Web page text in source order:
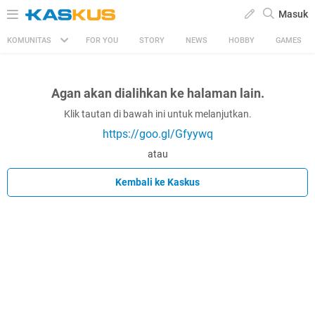
Masuk
KOMUNITAS FOR YOU STORY NEWS HOBBY GAMES
Agan akan dialihkan ke halaman lain.
Klik tautan di bawah ini untuk melanjutkan.
https://goo.gl/Gfyywq
atau
Kembali ke Kaskus